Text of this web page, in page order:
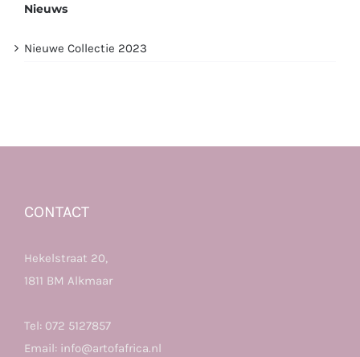
Nieuws
Nieuwe Collectie 2023
CONTACT
Hekelstraat 20,
1811 BM Alkmaar
Tel: 072 5127857
Email: info@artofafrica.nl